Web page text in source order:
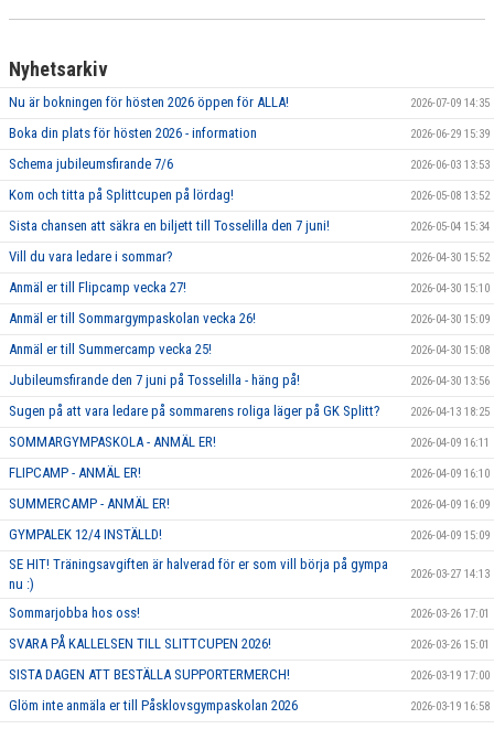
Nyhetsarkiv
Nu är bokningen för hösten 2026 öppen för ALLA! 2026-07-09 14:35
Boka din plats för hösten 2026 - information 2026-06-29 15:39
Schema jubileumsfirande 7/6 2026-06-03 13:53
Kom och titta på Splittcupen på lördag! 2026-05-08 13:52
Sista chansen att säkra en biljett till Tosselilla den 7 juni! 2026-05-04 15:34
Vill du vara ledare i sommar? 2026-04-30 15:52
Anmäl er till Flipcamp vecka 27! 2026-04-30 15:10
Anmäl er till Sommargympaskolan vecka 26! 2026-04-30 15:09
Anmäl er till Summercamp vecka 25! 2026-04-30 15:08
Jubileumsfirande den 7 juni på Tosselilla - häng på! 2026-04-30 13:56
Sugen på att vara ledare på sommarens roliga läger på GK Splitt? 2026-04-13 18:25
SOMMARGYMPASKOLA - ANMÄL ER! 2026-04-09 16:11
FLIPCAMP - ANMÄL ER! 2026-04-09 16:10
SUMMERCAMP - ANMÄL ER! 2026-04-09 16:09
GYMPALEK 12/4 INSTÄLLD! 2026-04-09 15:09
SE HIT! Träningsavgiften är halverad för er som vill börja på gympa
nu :)
2026-03-27 14:13
Sommarjobba hos oss! 2026-03-26 17:01
SVARA PÅ KALLELSEN TILL SLITTCUPEN 2026! 2026-03-26 15:01
SISTA DAGEN ATT BESTÄLLA SUPPORTERMERCH! 2026-03-19 17:00
Glöm inte anmäla er till Påsklovsgympaskolan 2026 2026-03-19 16:58